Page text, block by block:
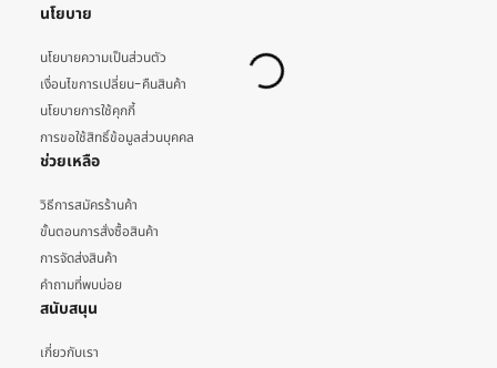
นโยบาย
นโยบายความเป็นส่วนตัว
เงื่อนไขการเปลี่ยน-คืนสินค้า
นโยบายการใช้คุกกี้
การขอใช้สิทธิ์ข้อมูลส่วนบุคคล
ช่วยเหลือ
วิธีการสมัครร้านค้า
ขั้นตอนการสั่งซื้อสินค้า
การจัดส่งสินค้า
คำถามที่พบบ่อย
สนับสนุน
เกี่ยวกับเรา